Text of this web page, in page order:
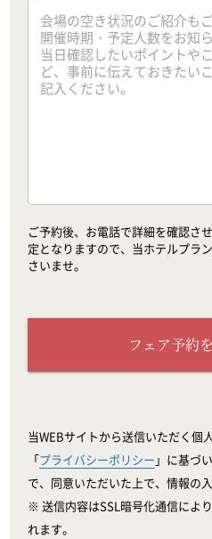
ご予約後、お電話で詳細を確認さ
定となりますので、当ホテルプラ
さいませ。
フェア予約
当WEBサイトから送信いただく個
「プライバシーポリシー 」に基づ
で、同意いただいた上で、情報の
※ 送信内容はSSL暗号化通信によ
れます。